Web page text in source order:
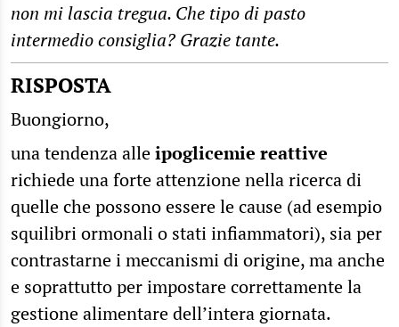
non mi lascia tregua. Che tipo di pasto
intermedio consiglia? Grazie tante.
RISPOSTA
Buongiorno,
una tendenza alleipoglicemie reattive
richiede una forte attenzione nella ricerca di
quelle che possono essere le cause (ad esempio
squilibri ormonali o stati infiammatori), sia per
contrastarne i meccanismi di origine, ma anche
e soprattutto per impostare correttamente la
gestione alimentare dell’intera giornata.